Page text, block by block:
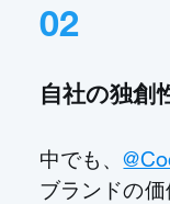
02
自社の独創
中でも、
ブランドの